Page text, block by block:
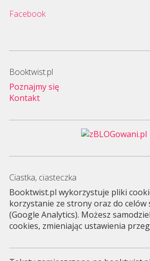
Facebook
Booktwist.pl
Poznajmy się
Kontakt
Ciastka, ciasteczka
Booktwist.pl wykorzystuje pliki
korzystanie ze strony oraz do celów
(Google Analytics). Możesz
cookies, zmieniając ustawienia